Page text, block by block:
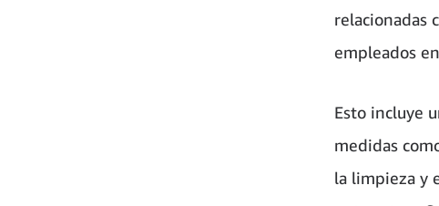
relacionadas
empleados
Esto incluye
medidas
la limpieza y